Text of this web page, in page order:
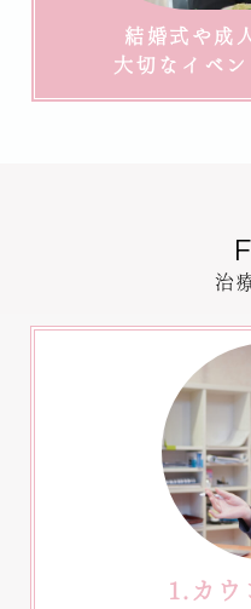
結婚式や成
大切なイベ
治
1.カウ